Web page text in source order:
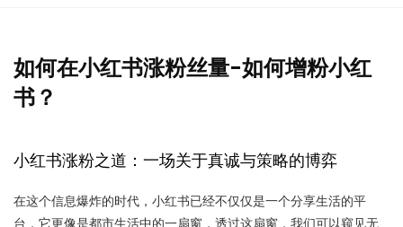
如何在小红书涨粉丝量-如何增粉小红
书？
小红书涨粉之道：一场关于真诚与策略的博弈
在这个信息爆炸的时代，小红书已经不仅仅是一个分享生活的平
台，它更像是都市生活中的一扇窗，透过这扇窗，我们可以窥见无